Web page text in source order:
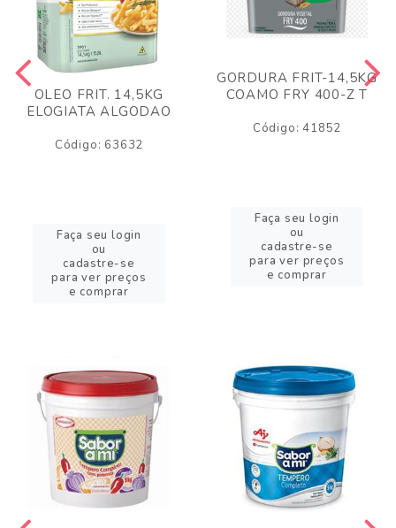
OLEO FRIT. 14,5KG
ELOGIATA ALGODAO
Código: 63632
Faça seu login
ou
cadastre-se
para ver preços
e comprar
GORDURA FRIT-14,5KG
COAMO FRY 400-Z T
Código: 41852
Faça seu login
ou
cadastre-se
para ver preços
e comprar